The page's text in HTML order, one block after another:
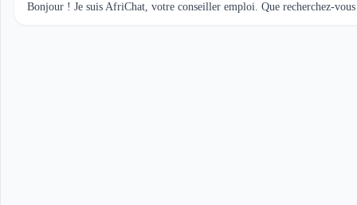
Bonjour ! Je suis AfriChat, votre conseiller emploi. Que recherchez-